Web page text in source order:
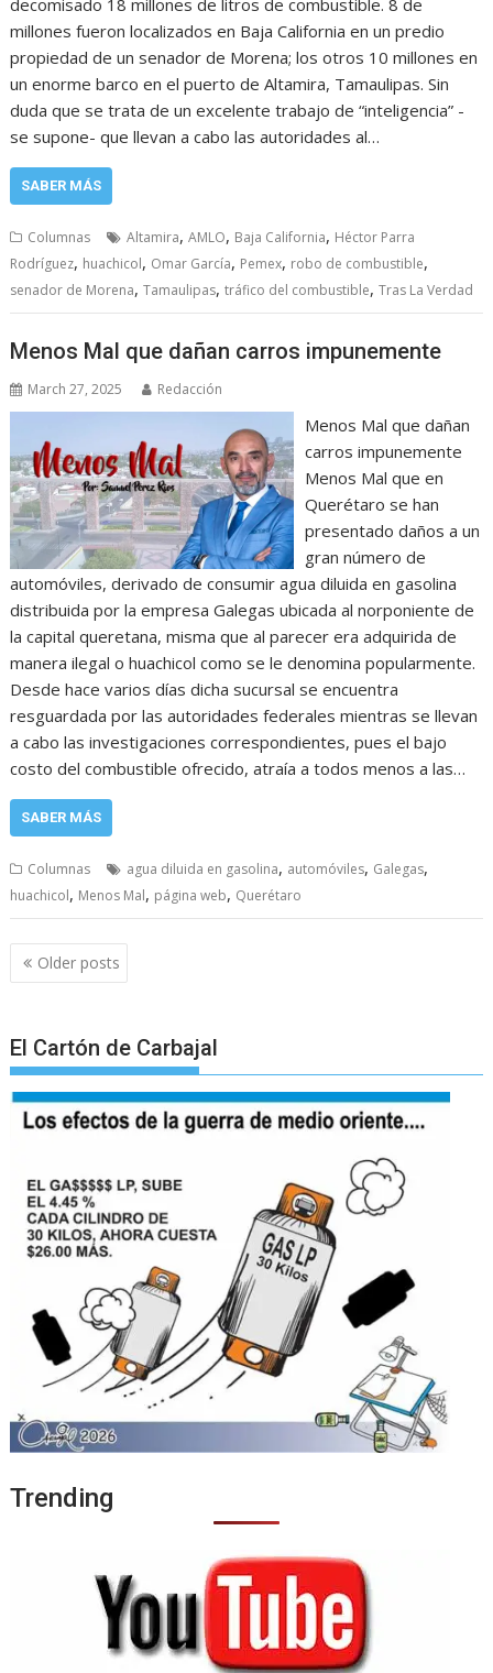
decomisado 18 millones de litros de combustible. 8 de
millones fueron localizados en Baja California en un predio
propiedad de un senador de Morena; los otros 10 millones en
un enorme barco en el puerto de Altamira, Tamaulipas. Sin
duda que se trata de un excelente trabajo de “inteligencia” -
se supone- que llevan a cabo las autoridades al…
SABER MÁS
Columnas Altamira,AMLO, Baja California, Héctor Parra
Rodríguez, huachicol, Omar García, Pemex, robo de combustible,
senador de Morena,Tamaulipas,tráfico del combustible,Tras La Verdad
Menos Mal que dañan carros impunemente
March 27, 2025 Redacción
Menos Mal que dañan
carros impunemente
Menos Mal que en
Querétaro se han
presentado daños a un
gran número de
automóviles, derivado de consumir agua diluida en gasolina
distribuida por la empresa Galegas ubicada al norponiente de
la capital queretana, misma que al parecer era adquirida de
manera ilegal o huachicol como se le denomina popularmente.
Desde hace varios días dicha sucursal se encuentra
resguardada por las autoridades federales mientras se llevan
a cabo las investigaciones correspondientes, pues el bajo
costo del combustible ofrecido, atraía a todos menos a las…
SABER MÁS
Columnas agua diluida en gasolina, automóviles, Galegas,
huachicol, Menos Mal, página web, Querétaro
Posts
navigation
Older posts
El Cartón de Carbajal
Trending